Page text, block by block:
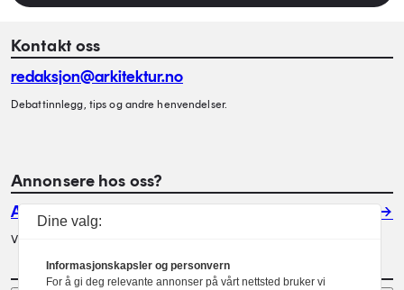
Kontakt oss
redaksjon@arkitektur.no
Debattinnlegg, tips og andre henvendelser.
Annonsere hos oss?
Annonser
Vil du annonsere i Arkitektur? Les mer her.
Dine valg:
Informasjonskapsler og personvern
For å gi deg relevante annonser på vårt nettsted bruker vi